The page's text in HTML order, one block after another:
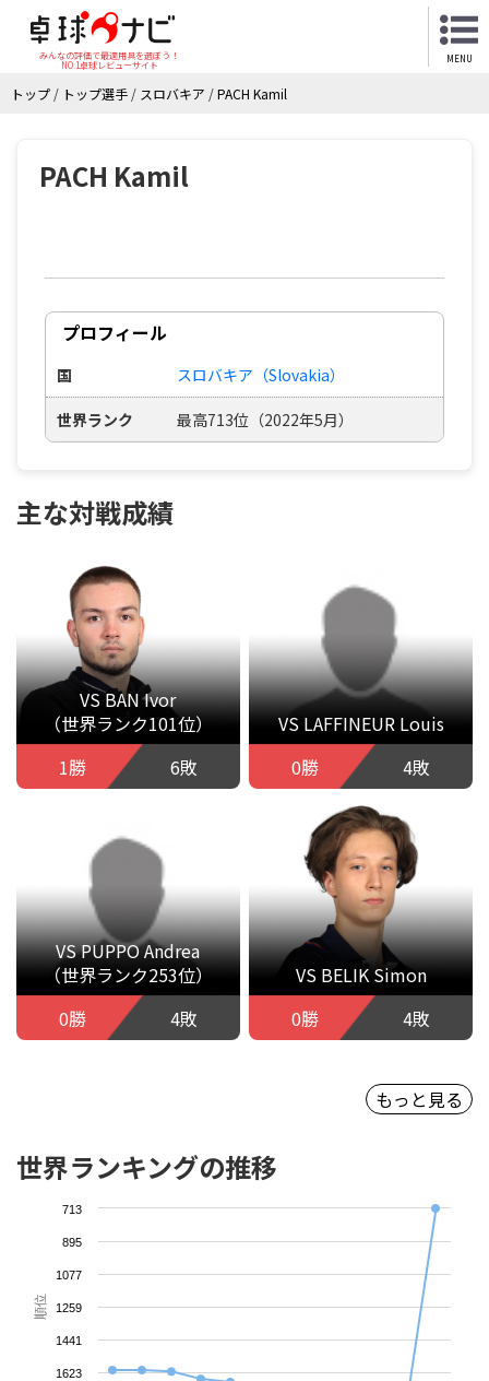
みんなの評価で最適用具を選ぼう！
NO.1卓球レビューサイト
MENU
トップ / トップ選手 / スロバキア /PACH Kamil
PACH Kamil
プロフィール
国 スロバキア（Slovakia）
世界ランク 最高713位（2022年5月）
主な対戦成績
VS BAN Ivor
（世界ランク101位）
1勝
6敗
VS LAFFINEUR Louis
0勝
4敗
VS PUPPO Andrea
（世界ランク253位）
0勝
4敗
VS BELIK Simon
0勝
4敗
もっと見る
世界ランキングの推移
順位
713
895
1077
1259
1441
1623